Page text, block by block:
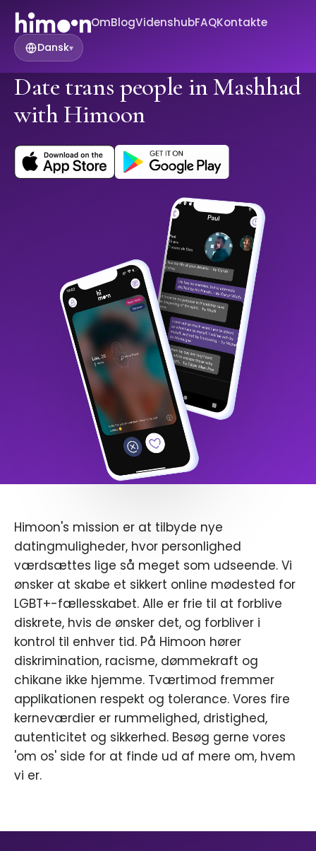
OmBlogVidenshubFAQKontakte
Dansk▾
Date trans people in Mashhad
with Himoon
Himoon's mission er at tilbyde nye
datingmuligheder, hvor personlighed
værdsættes lige så meget som udseende. Vi
ønsker at skabe et sikkert online mødested for
LGBT+-fællesskabet. Alle er frie til at forblive
diskrete, hvis de ønsker det, og forbliver i
kontrol til enhver tid. På Himoon hører
diskrimination, racisme, dømmekraft og
chikane ikke hjemme. Tværtimod fremmer
applikationen respekt og tolerance. Vores fire
kerneværdier er rummelighed, dristighed,
autenticitet og sikkerhed. Besøg gerne vores
'om os' side for at finde ud af mere om, hvem
vi er.